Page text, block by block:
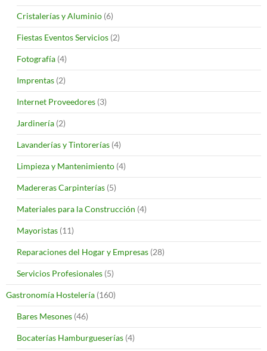
Cristalerías y Aluminio (6)
Fiestas Eventos Servicios (2)
Fotografía (4)
Imprentas (2)
Internet Proveedores (3)
Jardinería (2)
Lavanderías y Tintorerías (4)
Limpieza y Mantenimiento (4)
Madereras Carpinterías (5)
Materiales para la Construcción (4)
Mayoristas (11)
Reparaciones del Hogar y Empresas (28)
Servicios Profesionales (5)
Gastronomía Hostelería (160)
Bares Mesones (46)
Bocaterías Hamburgueserías (4)